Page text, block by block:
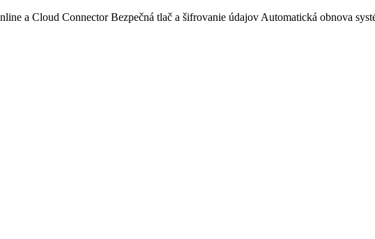
a Cloud Connector Bezpečná tlač a šifrovanie údajov Automatická obnova